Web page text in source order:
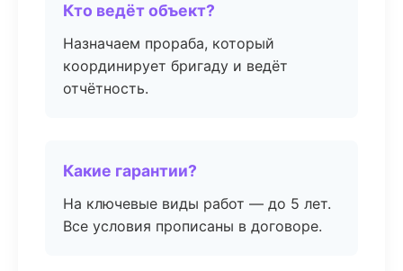
Кто ведёт объект?
Назначаем прораба, который
координирует бригаду и ведёт
отчётность.
Какие гарантии?
На ключевые виды работ — до 5 лет.
Все условия прописаны в договоре.